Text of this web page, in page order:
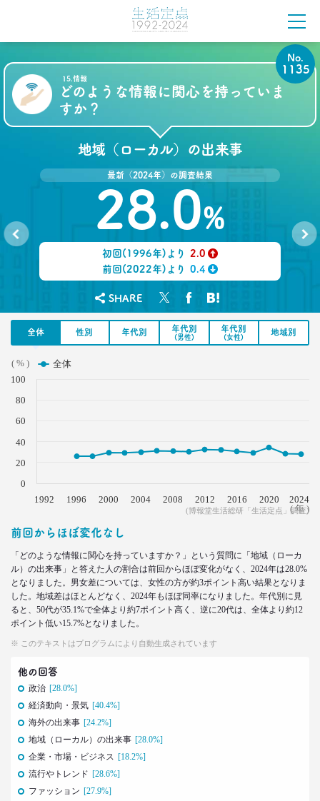
40代おじさんの生き様は「30点」？
生活総研 上席研究員/コピーライター
前沢 裕文
40代おじさんの意識を精神科医が分析 悲しい性を
–日経クロストレンド 連載⑨–
生活総研 上席研究員/コピーライター
コロナで｢占いを信じる｣20代女性が増える理由―調
査とインタビューで判明した大きな変化
生活総研 上席研究員
2021.04.19
40代おじさんに黄信号 「男女平等感」が世の中と
ズレている!?
「お金持ちへの憧れ」は徐々に減る？
近藤 裕香
2021.03.11
世代間ギャップを学べる魔法の質問
「お金持ちって誰ですか？」
–日経クロストレンド 連載⑥–
生活総研 上席研究員
近藤 裕香
2021.03.01
J.Y. パーク氏に学ぶ 「褒めワード」
ベスト5
--日経クロストレンド 連載⑤--
生活総研 上席研究員/コピーライター
シュフからシェフに！
オンラインで「我が家の食卓」が変わる
15.情報
どのような情報に関心を持っていま
すか？
No.
1135
地域（ローカル）の出来事
最新（2024年）の調査結果
28.0%
初回(1996年)より
2.0
前回(2022年)より
0.4
SHARE
全体 性別 年代別 年代別
(男性)
年代別
(女性)
地域別
( 年 )
( % )
(博報堂生活総研「生活定点」調査)
全体
1992 1996 2000 2004 2008 2012 2016 2020 2024
0
20
40
60
80
100
前回からほぼ変化なし
「どのような情報に関心を持っていますか？」という質問に「地域（ローカ
ル）の出来事」と答えた人の割合は前回からほぼ変化がなく、2024年は28.0%
となりました。男女差については、女性の方が約3ポイント高い結果となりま
した。地域差はほとんどなく、2024年もほぼ同率になりました。年代別に見
ると、50代が35.1%で全体より約7ポイント高く、逆に20代は、全体より約12
ポイント低い15.7%となりました。
※ このテキストはプログラムにより自動生成されています
他の回答
政治 [28.0%]
経済動向・景気 [40.4%]
海外の出来事 [24.2%]
地域（ローカル）の出来事 [28.0%]
企業・市場・ビジネス [18.2%]
流行やトレンド [28.6%]
ファッション [27.9%]